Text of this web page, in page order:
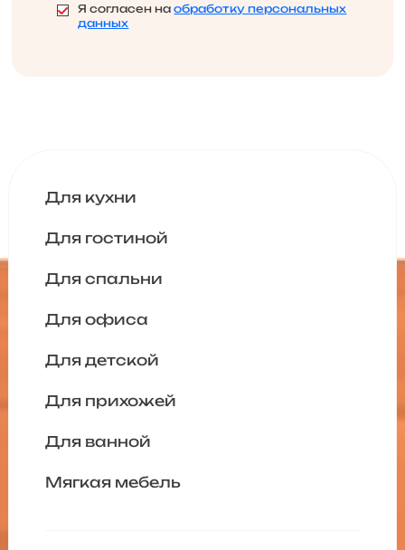
Я согласен наобработку персональных
данных
Для кухни
Для гостиной
Для спальни
Для офиса
Для детской
Для прихожей
Для ванной
Мягкая мебель